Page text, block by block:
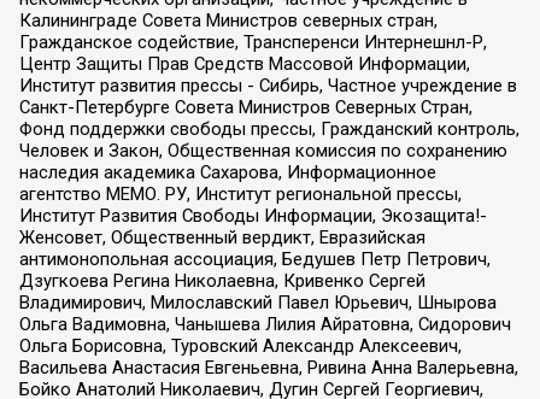
Калининграде Совета Министров северных стран,
Гражданское содействие, Трансперенси Интернешнл-Р,
Центр Защиты Прав Средств Массовой Информации,
Институт развития прессы - Сибирь, Частное учреждение в
Санкт-Петербурге Совета Министров Северных Стран,
Фонд поддержки свободы прессы, Гражданский контроль,
Человек и Закон, Общественная комиссия по сохранению
наследия академика Сахарова, Информационное
агентство МЕМО. РУ, Институт региональной прессы,
Институт Развития Свободы Информации, Экозащита!-
Женсовет, Общественный вердикт, Евразийская
антимонопольная ассоциация, Бедушев Петр Петрович,
Дзугкоева Регина Николаевна, Кривенко Сергей
Владимирович, Милославский Павел Юрьевич, Шнырова
Ольга Вадимовна, Чанышева Лилия Айратовна, Сидорович
Ольга Борисовна, Туровский Александр Алексеевич,
Васильева Анастасия Евгеньевна, Ривина Анна Валерьевна,
Бойко Анатолий Николаевич, Дугин Сергей Георгиевич,